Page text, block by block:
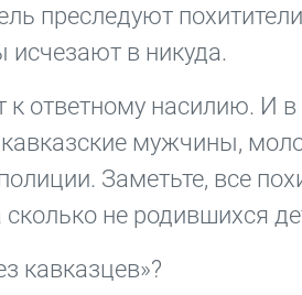
преследуют
в никуда.
ответному насилию. И в
мужчины,
Заметьте, все
не родившихся
кавказцев»?